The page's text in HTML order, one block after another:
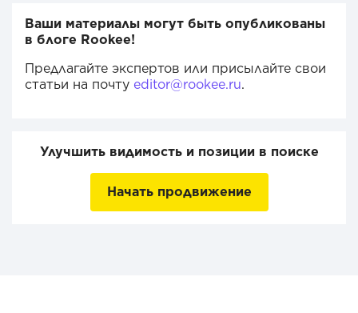
Ваши материалы могут быть опубликованы
в блоге Rookee!
Предлагайте экспертов или присылайте свои
статьи на почту editor@rookee.ru.
Улучшить видимость и позиции в поиске
Начать продвижение